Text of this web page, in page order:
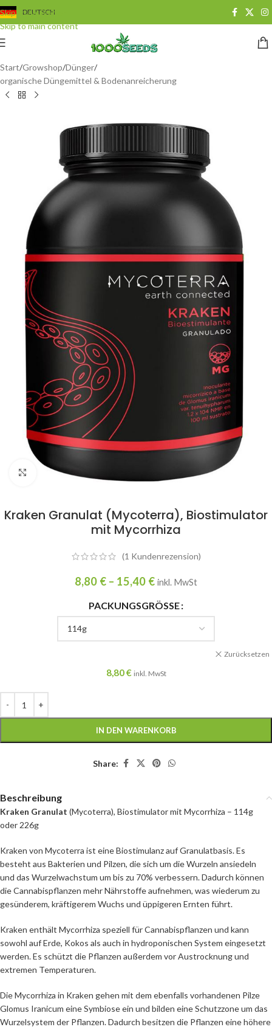
Skip to navigation
Skip to main content
DEUTSCH
Start/Growshop/Dünger/
organische Düngemittel & Bodenanreicherung
Click to enlarge
Kraken Granulat (Mycoterra), Biostimulator
mit Mycorrhiza
(1 Kundenrezension)
8,80 € – 15,40 € inkl. MwSt
PACKUNGSGRÖSSE
Zurücksetzen
8,80€ inkl. MwSt
IN DEN WARENKORB
Share:
Beschreibung
Kraken Granulat (Mycoterra), Biostimulator mit Mycorrhiza – 114g
oder 226g
Kraken von Mycoterra ist eine Biostimulanz auf Granulatbasis. Es
besteht aus Bakterien und Pilzen, die sich um die Wurzeln ansiedeln
und das Wurzelwachstum um bis zu 70% verbessern. Dadurch können
die Cannabispflanzen mehr Nährstoffe aufnehmen, was wiederum zu
gesünderem, kräftigerem Wuchs und üppigeren Ernten führt.
Kraken enthält Mycorrhiza speziell für Cannabispflanzen und kann
sowohl auf Erde, Kokos als auch in hydroponischen System eingesetzt
werden. Es schützt die Pflanzen außerdem vor Austrocknung und
extremen Temperaturen.
Die Mycorrhiza in Kraken gehen mit dem ebenfalls vorhandenen Pilze
Glomus Iranicum eine Symbiose ein und bilden eine Schutzzone um das
Wurzelsystem der Pflanzen. Dadurch besitzen die Pflanzen eine höhere